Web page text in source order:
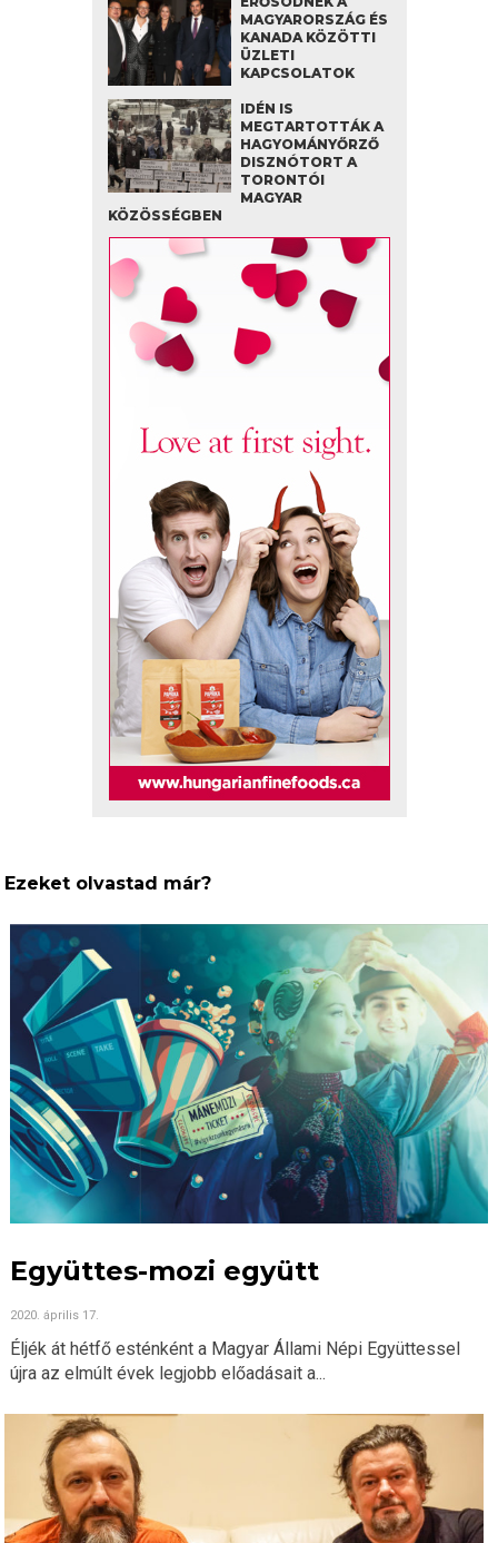
MAGYARORSZÁG ÉS
KANADA KÖZÖTTI
ÜZLETI
KAPCSOLATOK
IDÉN IS
MEGTARTOTTÁK A
HAGYOMÁNYŐRZŐ
DISZNÓTORT A
TORONTÓI
MAGYAR
KÖZÖSSÉGBEN
Ezeket olvastad már?
Együttes-mozi együtt
2020. április 17.
Éljék át hétfő esténként a Magyar Állami Népi Együttessel
újra az elmúlt évek legjobb előadásait a...